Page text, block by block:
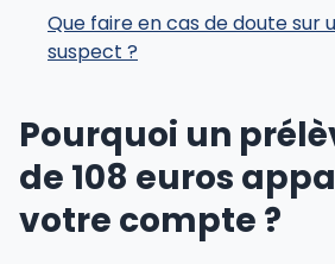
Que faire en cas de doute sur
suspect ?
Pourquoi un
de 108 euros
votre compte ?